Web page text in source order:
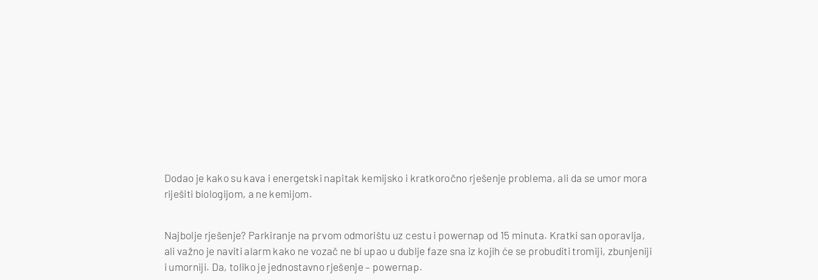
Dodao je kako su kava i energetski napitak kemijsko i kratkoročno rješenje problema, ali da se umor mora
riješiti biologijom, a ne kemijom.
Najbolje rješenje? Parkiranje na prvom odmorištu uz cestu i powernap od 15 minuta. Kratki san oporavlja,
ali važno je naviti alarm kako ne vozač ne bi upao u dublje faze sna iz kojih će se probuditi tromiji, zbunjeniji
i umorniji. Da, toliko je jednostavno rješenje – powernap.